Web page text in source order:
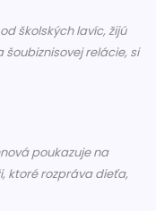
školských lavíc, žijú
relácie, si
poukazuje na
ktoré rozpráva dieťa,